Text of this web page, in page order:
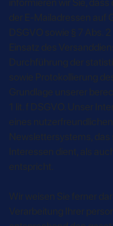
der E-Mailadressen auf
DSGVO sowie § 7 Abs.
Einsatz des
Durchführung der
sowie Protokollierung
Grundlage unserer
1 lit. f DSGVO. Unser
eines
Newslettersystems,
Interessen dient, als
entspricht.
Wir weisen Sie ferner
Verarbeitung Ihrer